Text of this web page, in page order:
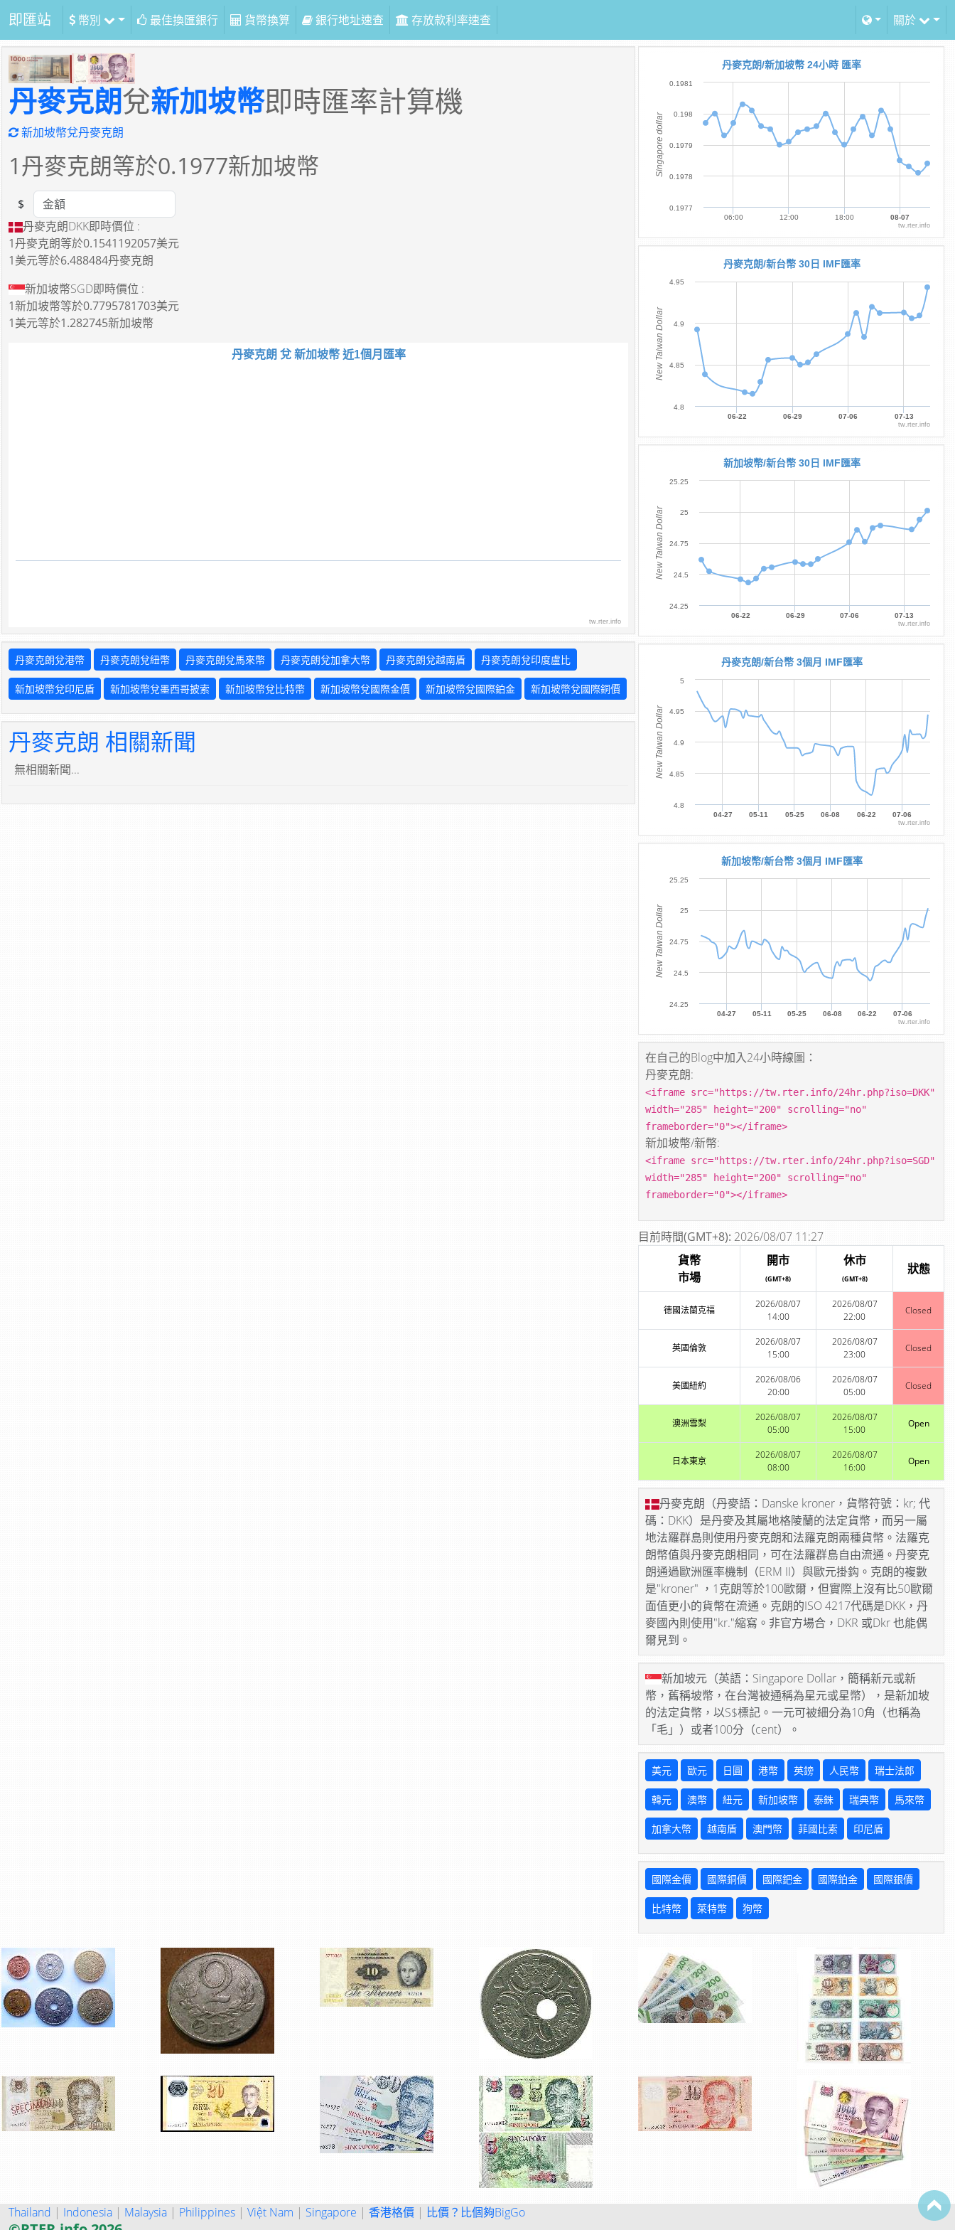
即匯站 幣別 最佳換匯銀行 貨幣換算 銀行地址速查 存放款利率速查 關於
丹麥克朗兌新加坡幣即時匯率計算機
新加坡幣兌丹麥克朗
1丹麥克朗等於0.1977新加坡幣
Amount
$
丹麥克朗DKK即時價位 :
1丹麥克朗等於0.1541192057美元
1美元等於6.488484丹麥克朗
新加坡幣SGD即時價位 :
1新加坡幣等於0.7795781703美元
1美元等於1.282745新加坡幣
丹麥克朗 兌 新加坡幣 近1個月匯率
tw.rter.info
丹麥克朗兌港幣 丹麥克朗兌紐幣 丹麥克朗兌馬來幣 丹麥克朗兌加拿大幣 丹麥克朗兌越南盾 丹麥克朗兌印度盧比
新加坡幣兌印尼盾 新加坡幣兌墨西哥披索 新加坡幣兌比特幣 新加坡幣兌國際金價 新加坡幣兌國際鉑金 新加坡幣兌國際銅價
丹麥克朗 相關新聞
無相關新聞...
Singapore dollar
丹麥克朗/新加坡幣 24小時 匯率
06:00 12:00 18:00 08-07
0.1977
0.1978
0.1979
0.198
0.1981
tw.rter.info
New Taiwan Dollar
丹麥克朗/新台幣 30日 IMF匯率
06-22 06-29 07-06 07-13
4.8
4.85
4.9
4.95
tw.rter.info
New Taiwan Dollar
新加坡幣/新台幣 30日 IMF匯率
06-22 06-29 07-06 07-13
24.25
24.5
24.75
25
25.25
tw.rter.info
New Taiwan Dollar
丹麥克朗/新台幣 3個月 IMF匯率
04-27 05-11 05-25 06-08 06-22 07-06
4.8
4.85
4.9
4.95
5
tw.rter.info
New Taiwan Dollar
新加坡幣/新台幣 3個月 IMF匯率
04-27 05-11 05-25 06-08 06-22 07-06
24.25
24.5
24.75
25
25.25
tw.rter.info
在自己的Blog中加入24小時線圖：
丹麥克朗:
<iframe src="https://tw.rter.info/24hr.php?iso=DKK"
width="285" height="200" scrolling="no"
frameborder="0"></iframe>
新加坡幣/新幣:
<iframe src="https://tw.rter.info/24hr.php?iso=SGD"
width="285" height="200" scrolling="no"
frameborder="0"></iframe>
目前時間(GMT+8): 2026/08/07 11:27
貨幣
市場
開市
(GMT+8)
休市
(GMT+8)
狀態
德國法蘭克福
2026/08/07
14:00
2026/08/07
22:00
Closed
英國倫敦
2026/08/07
15:00
2026/08/07
23:00
Closed
美國紐約
2026/08/06
20:00
2026/08/07
05:00
Closed
澳洲雪梨
2026/08/07
05:00
2026/08/07
15:00
Open
日本東京
2026/08/07
08:00
2026/08/07
16:00
Open
丹麥克朗（丹麥語：Danske kroner，貨幣符號：kr; 代
碼：DKK）是丹麥及其屬地格陵蘭的法定貨幣，而另一屬
地法羅群島則使用丹麥克朗和法羅克朗兩種貨幣。法羅克
朗幣值與丹麥克朗相同，可在法羅群島自由流通。丹麥克
朗通過歐洲匯率機制（ERM II）與歐元掛鈎。克朗的複數
是"kroner" ，1克朗等於100歐爾，但實際上沒有比50歐爾
面值更小的貨幣在流通。克朗的ISO 4217代碼是DKK，丹
麥國內則使用"kr."縮寫。非官方場合，DKR 或Dkr 也能偶
爾見到。
新加坡元（英語：Singapore Dollar，簡稱新元或新
幣，舊稱坡幣，在台灣被通稱為星元或星幣），是新加坡
的法定貨幣，以S$標記。一元可被細分為10角（也稱為
「毛」）或者100分（cent）。
美元 歐元 日圓 港幣 英鎊 人民幣 瑞士法郎
韓元 澳幣 紐元 新加坡幣 泰銖 瑞典幣 馬來幣
加拿大幣 越南盾 澳門幣 菲國比索 印尼盾
國際金價 國際銅價 國際鈀金 國際鉑金 國際銀價
比特幣 萊特幣 狗幣
Thailand | Indonesia | Malaysia | Philippines | Việt Nam | Singapore | 香港格價 | 比價？比個夠BigGo